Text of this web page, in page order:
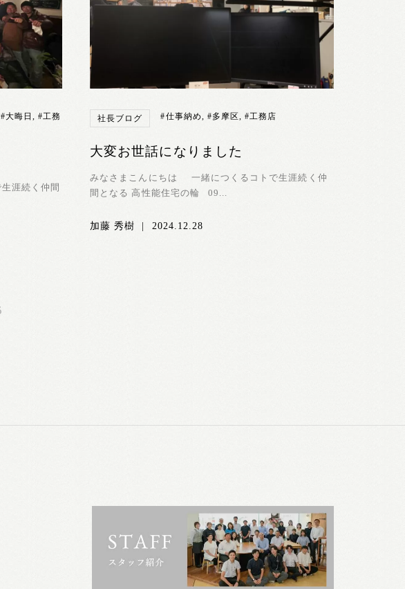
#大晦日,#工務
涯続く仲間
社長ブログ #仕事納め, #多摩区,#工務店
大変お世話になりました
みなさまこんにちは 一緒につくるコトで生涯続く仲
間となる 高性能住宅の輪 09...
加藤 秀樹 | 2024.12.28